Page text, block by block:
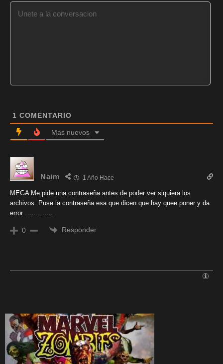
1 COMENTARIO
Mas nuevos
Naim 1 Año Hace
MEGA Me pide una contraseña antes de poder ver siquiera los
archivos. Puse la contraseña esa que dicen que hay quee poner y da
error…………..
0 Responder